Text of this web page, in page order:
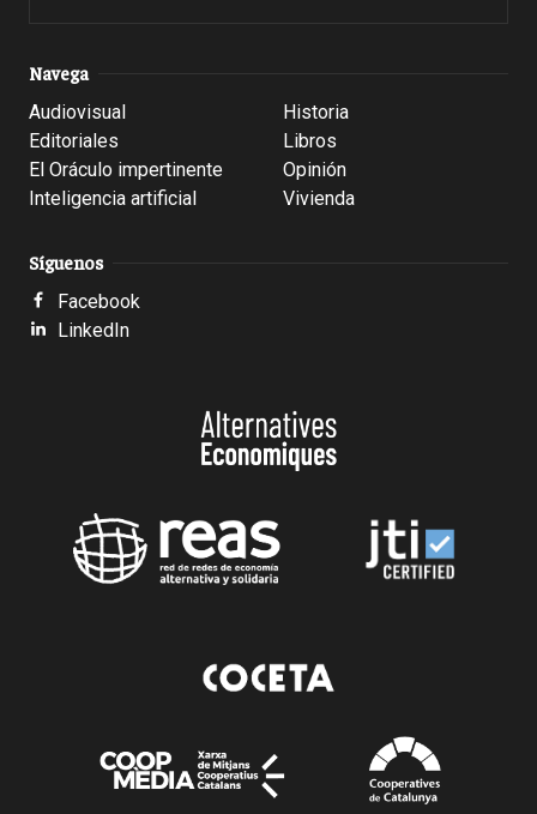
Navega
Audiovisual
Editoriales
El Oráculo impertinente
Inteligencia artificial
Historia
Libros
Opinión
Vivienda
Síguenos
Facebook
LinkedIn